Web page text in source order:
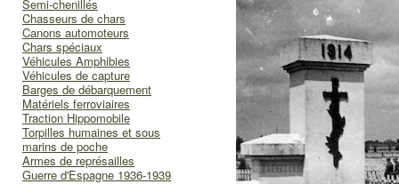
Semi-chenillés
Chasseurs de chars
Canons automoteurs
Chars spéciaux
Véhicules Amphibies
Véhicules de capture
Barges de débarquement
Matériels ferroviaires
Traction Hippomobile
Torpilles humaines et sous
marins de poche
Armes de représailles
Guerre d'Espagne 1936-1939